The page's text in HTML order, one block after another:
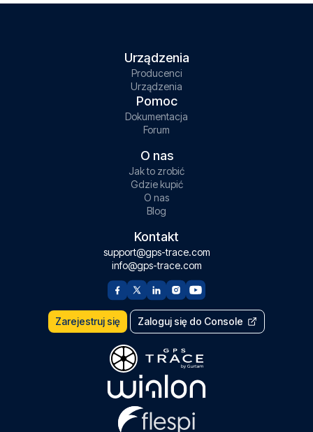
Urządzenia
Producenci
Urządzenia
Pomoc
Dokumentacja
Forum
O nas
Jak to zrobić
Gdzie kupić
O nas
Blog
Kontakt
support@gps-trace.com
info@gps-trace.com
Zarejestruj się Zaloguj się do Console